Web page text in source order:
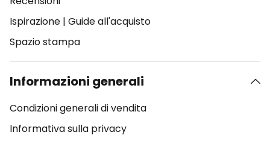
Ispirazione | Guide all'acquisto
Spazio stampa
Informazioni generali
Condizioni generali di vendita
Informativa sulla privacy